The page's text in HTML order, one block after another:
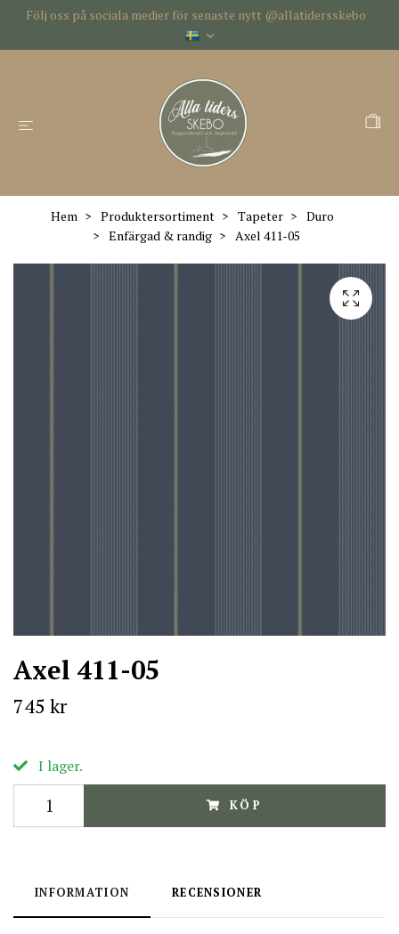
Följ oss på sociala medier för senaste nytt @allatidersskebo
Hem Produktersortiment Tapeter
Duro
Enfärgad & randig
Axel 411-05
Axel 411-05
745 kr
I lager.
KÖP
INFORMATION RECENSIONER